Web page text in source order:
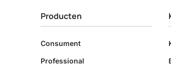
Producten
Consument
Professional